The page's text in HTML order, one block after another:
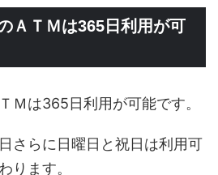
ＡＴＭは365日利用が可
Ｍは365日利用が可能です。
さらに日曜日と祝日は利用可
ります。